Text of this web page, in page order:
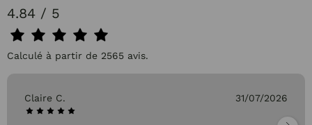
4.84 / 5
Calculé à partir de 2565 avis.
Claire C. 31/07/2026